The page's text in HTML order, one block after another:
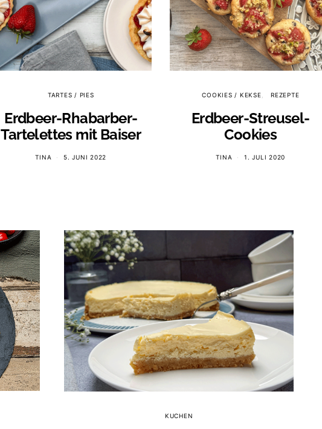
TARTES / PIES
Erdbeer-Rhabarber-
Tartelettes mit Baiser
TINA 5. JUNI 2022
COOKIES / KEKSE REZEPTE
Erdbeer-Streusel-
Cookies
TINA 1. JULI 2020
KUCHEN